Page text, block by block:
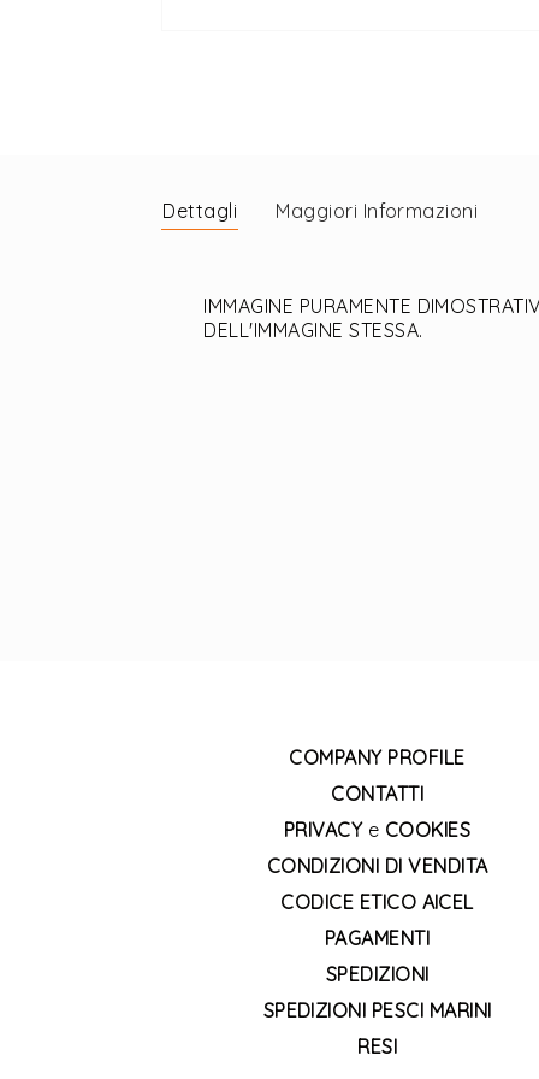
Dettagli
IMMAGINE PURAMENTE
DELL'IMMAGINE STESSA.
Maggiori Informazioni
COMPANY PROFILE
CONTATTI
PRIVACYe COOKIES
CONDIZIONI DI VENDITA
CODICE ETICO AICEL
PAGAMENTI
SPEDIZIONI
SPEDIZIONI PESCI MARINI
RESI